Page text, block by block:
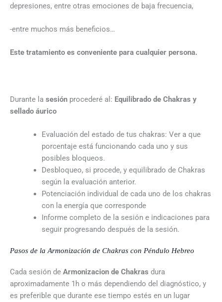
depresiones, entre otras emociones de baja frecuencia,
-entre muchos más beneficios…
Este tratamiento es conveniente para cualquier persona.
Durante la sesión procederé al: Equilibrado de Chakras y
sellado áurico
Evaluación del estado de tus chakras: Ver a que
porcentaje está funcionando cada uno y sus
posibles bloqueos.
Desbloqueo, si procede, y equilibrado de Chakras
según la evaluación anterior.
Potenciación individual de cada uno de los chakras
con la energía que corresponde
Informe completo de la sesión e indicaciones para
seguir progresando después de la sesión.
Pasos de la Armonización de Chakras con Péndulo Hebreo
Cada sesión de Armonizacion de Chakras dura
aproximadamente 1h o más dependiendo del diagnóstico, y
es preferible que durante ese tiempo estés en un lugar